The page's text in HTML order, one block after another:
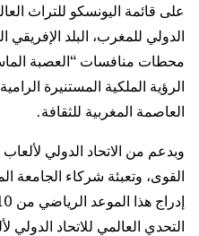
على قائمة اليونسكو للتراث
الدولي للمغرب، البلد
محطات منافسات “العصبة
الرؤية الملكية المستنيرة
العاصمة المغربية للثقافة.
وبدعم من الاتحاد الدولي لألعاب
القوى، وتعبئة شركاء الجامعة
التحدي العالمي للاتحاد